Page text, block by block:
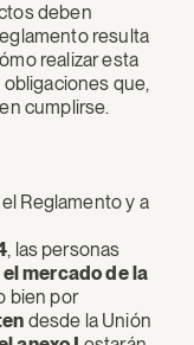
deben
resulta
realizar esta
obligaciones que,
cumplirse.
Reglamento y a
, las personas
mercado de la
bien por
desde la Unión